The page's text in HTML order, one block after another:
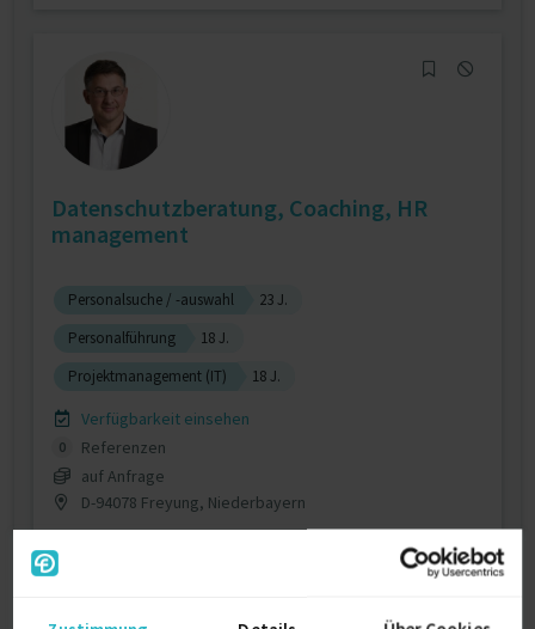
Datenschutzberatung, Coaching, HR
management
Personalsuche / -auswahl
23 J.
Personalführung
18 J.
Projektmanagement (IT)
18 J.
Verfügbarkeit einsehen
0
Referenzen
auf Anfrage
D-94078 Freyung, Niederbayern